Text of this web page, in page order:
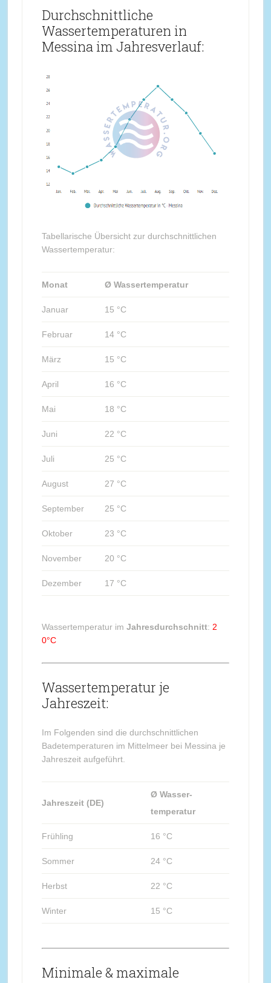
Durchschnittliche
Wassertemperaturen in
Messina im Jahresverlauf:
Tabellarische Übersicht zur durchschnittlichen
Wassertemperatur:
Monat Ø Wassertemperatur
Januar 15 °C
Februar 14 °C
März 15 °C
April 16 °C
Mai 18 °C
Juni 22 °C
Juli 25 °C
August 27 °C
September 25 °C
Oktober 23 °C
November 20 °C
Dezember 17 °C
Wassertemperatur im Jahresdurchschnitt: 2
0°C
Wassertemperatur je
Jahreszeit:
Im Folgenden sind die durchschnittlichen
Badetemperaturen im Mittelmeer bei Messina je
Jahreszeit aufgeführt.
Jahreszeit (DE)
Ø Wasser-
temperatur
Frühling 16 °C
Sommer 24 °C
Herbst 22 °C
Winter 15 °C
Minimale & maximale